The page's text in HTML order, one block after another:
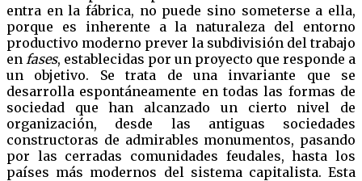
entra en la fábrica, no puede sino someterse a ella,
porque es inherente a la naturaleza del entorno
productivo moderno prever la subdivisión del trabajo
en fases, establecidas por un proyecto que responde a
un objetivo. Se trata de una invariante que se
desarrolla espontáneamente en todas las formas de
sociedad que han alcanzado un cierto nivel de
organización, desde las antiguas sociedades
constructoras de admirables monumentos, pasando
por las cerradas comunidades feudales, hasta los
países más modernos del sistema capitalista. Esta